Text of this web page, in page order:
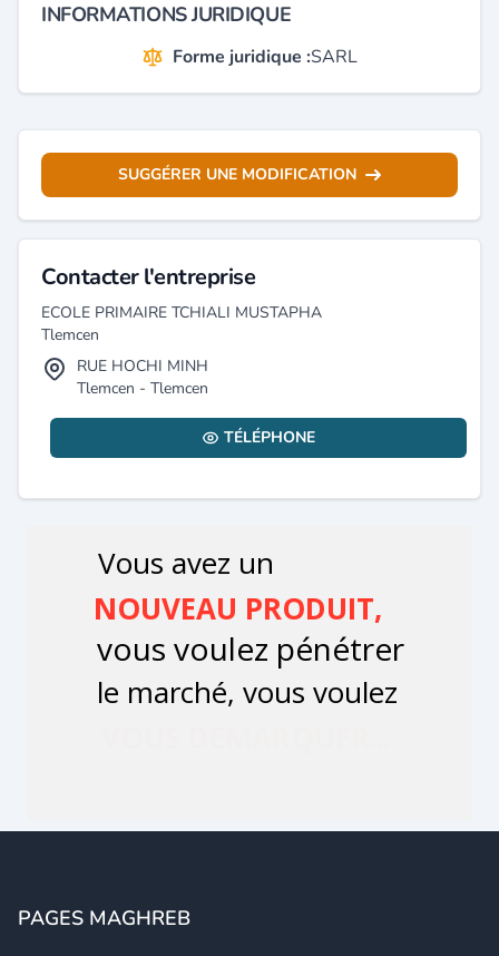
INFORMATIONS JURIDIQUE
Forme juridique :SARL
SUGGÉRER UNE MODIFICATION
Contacter l'entreprise
ECOLE PRIMAIRE TCHIALI MUSTAPHA
Tlemcen
RUE HOCHI MINH
Tlemcen - Tlemcen
TÉLÉPHONE
PAGES MAGHREB